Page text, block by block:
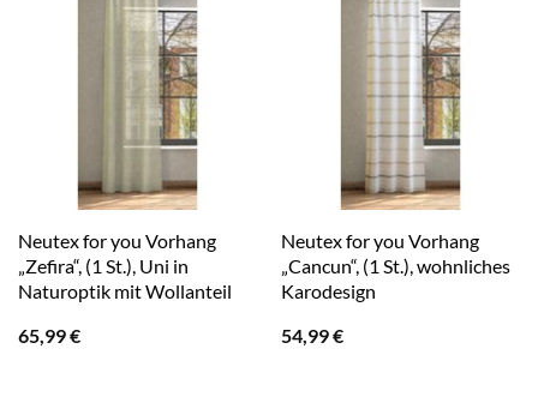
Neutex for you Vorhang
„Zefira“, (1 St.), Uni in
Naturoptik mit Wollanteil
65,99€
Neutex for you Vorhang
„Cancun“, (1 St.), wohnliches
Karodesign
54,99€